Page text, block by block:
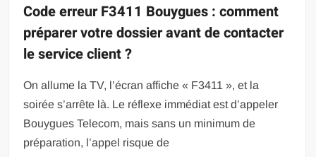
Code erreur F3411 Bouygues : comment
préparer votre dossier avant de contacter
le service client ?
On allume la TV, l’écran affiche « F3411 », et la
soirée s’arrête là. Le réflexe immédiat est d’appeler
Bouygues Telecom, mais sans un minimum de
préparation, l’appel risque de